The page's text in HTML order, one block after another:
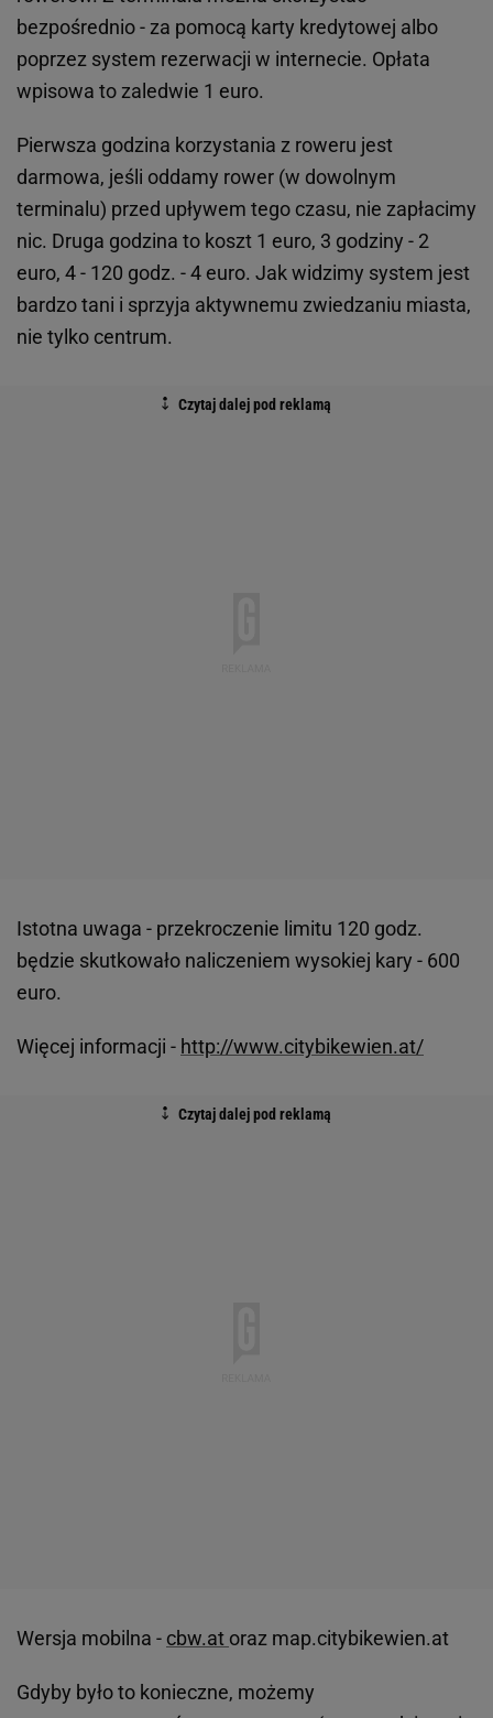
bezpośrednio - za pomocą karty kredytowej albo
poprzez system rezerwacji w internecie. Opłata
wpisowa to zaledwie 1 euro.
Pierwsza godzina korzystania z roweru jest
darmowa, jeśli oddamy rower (w dowolnym
terminalu) przed upływem tego czasu, nie zapłacimy
nic. Druga godzina to koszt 1 euro, 3 godziny - 2
euro, 4 - 120 godz. - 4 euro. Jak widzimy system jest
bardzo tani i sprzyja aktywnemu zwiedzaniu miasta,
nie tylko centrum.
Istotna uwaga - przekroczenie limitu 120 godz.
będzie skutkowało naliczeniem wysokiej kary - 600
euro.
Więcej informacji - http://www.citybikewien.at/
Wersja mobilna - cbw.at oraz map.citybikewien.at
Gdyby było to konieczne, możemy